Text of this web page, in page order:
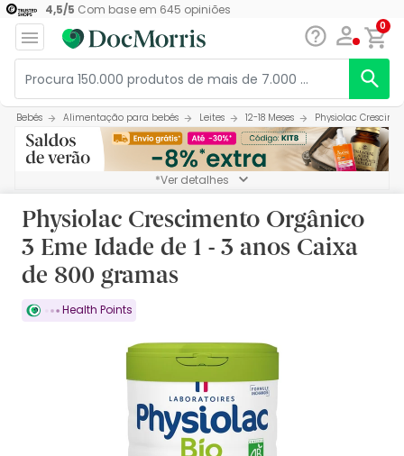
4,5/5 Com base em 645 opiniões
0
Bebés Alimentação para bebés Leites 12-18 Meses Physiolac
*Ver detalhes
Physiolac Crescimento Orgânico
3 Eme Idade de 1 - 3 anos Caixa
de 800 gramas
Health Points